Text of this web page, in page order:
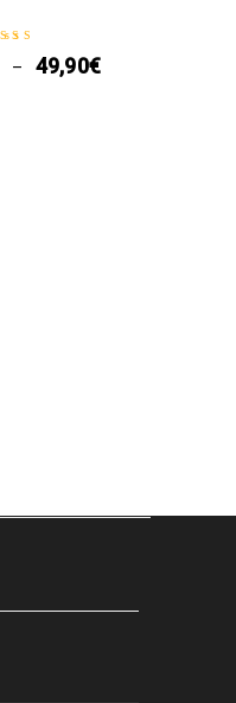
5.00 sur 5
– 49,90€